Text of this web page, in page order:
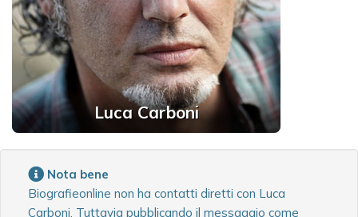
Luca Carboni
Nota bene
Biografieonline non ha contatti diretti con Luca
Carboni. Tuttavia pubblicando il messaggio come